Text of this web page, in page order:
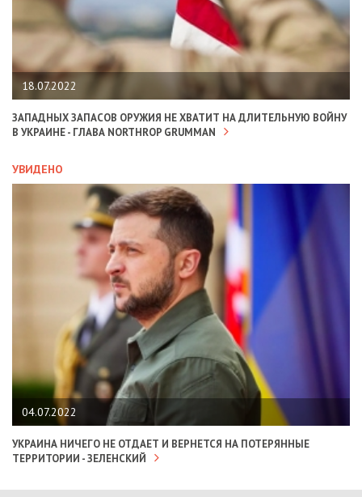
18.07.2022
ЗАПАДНЫХ ЗАПАСОВ ОРУЖИЯ НЕ ХВАТИТ НА ДЛИТЕЛЬНУЮ ВОЙНУ
В УКРАИНЕ - ГЛАВА NORTHROP GRUMMAN
УВИДЕНО
04.07.2022
УКРАИНА НИЧЕГО НЕ ОТДАЕТ И ВЕРНЕТСЯ НА ПОТЕРЯННЫЕ
ТЕРРИТОРИИ - ЗЕЛЕНСКИЙ